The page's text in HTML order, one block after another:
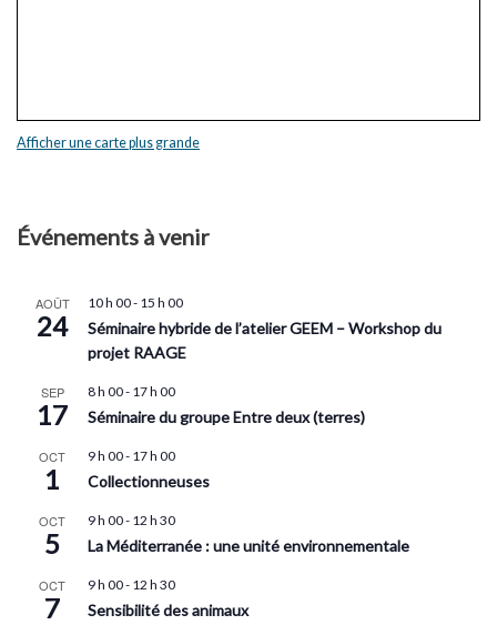
Afficher une carte plus grande
Événements à venir
AOÛT
24
10 h 00- 15 h 00
Séminaire hybride de l’atelier GEEM – Workshop du
projet RAAGE
SEP
17
8 h 00- 17 h 00
Séminaire du groupe Entre deux (terres)
OCT
1
9 h 00- 17 h 00
Collectionneuses
OCT
5
9 h 00- 12 h 30
La Méditerranée : une unité environnementale
OCT
7
9 h 00- 12 h 30
Sensibilité des animaux